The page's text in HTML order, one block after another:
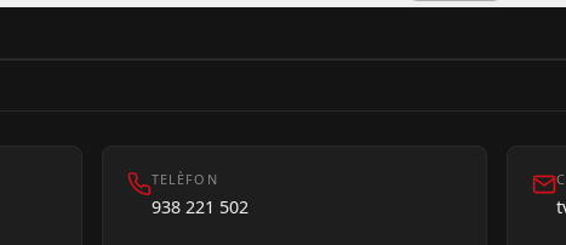
TELÈFON
938 221 502